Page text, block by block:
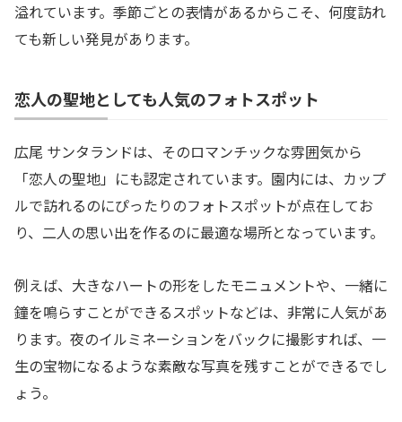
溢れています。季節ごとの表情があるからこそ、何度訪れ
ても新しい発見があります。
恋人の聖地としても人気のフォトスポット
広尾 サンタランドは、そのロマンチックな雰囲気から
「恋人の聖地」にも認定されています。園内には、カップ
ルで訪れるのにぴったりのフォトスポットが点在してお
り、二人の思い出を作るのに最適な場所となっています。
例えば、大きなハートの形をしたモニュメントや、一緒に
鐘を鳴らすことができるスポットなどは、非常に人気があ
ります。夜のイルミネーションをバックに撮影すれば、一
生の宝物になるような素敵な写真を残すことができるでし
ょう。